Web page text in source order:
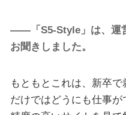
――「S5-Style」は、運
お聞きしました。
もともとこれは、新卒
だけではどうにも仕事